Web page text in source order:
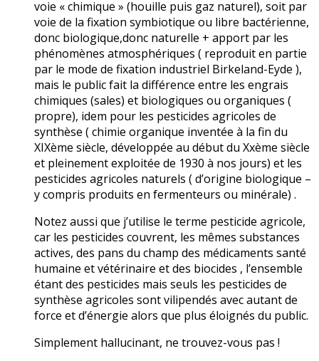
voie « chimique » (houille puis gaz naturel), soit par
voie de la fixation symbiotique ou libre bactérienne,
donc biologique,donc naturelle + apport par les
phénomènes atmosphériques ( reproduit en partie
par le mode de fixation industriel Birkeland-Eyde ),
mais le public fait la différence entre les engrais
chimiques (sales) et biologiques ou organiques (
propre), idem pour les pesticides agricoles de
synthèse ( chimie organique inventée à la fin du
XIXème siècle, développée au début du Xxème siècle
et pleinement exploitée de 1930 à nos jours) et les
pesticides agricoles naturels ( d’origine biologique –
y compris produits en fermenteurs ou minérale) .
Notez aussi que j’utilise le terme pesticide agricole,
car les pesticides couvrent, les mêmes substances
actives, des pans du champ des médicaments santé
humaine et vétérinaire et des biocides , l’ensemble
étant des pesticides mais seuls les pesticides de
synthèse agricoles sont vilipendés avec autant de
force et d’énergie alors que plus éloignés du public.
Simplement hallucinant, ne trouvez-vous pas !